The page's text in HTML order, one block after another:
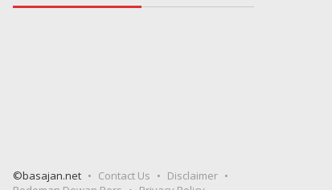
©basajan.net Contact Us
Disclaimer